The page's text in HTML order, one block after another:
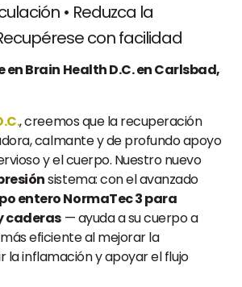
• Reduzca la
con facilidad
Brain Health D.C. en Carlsbad,
, creemos que la recuperación
calmante y de profundo apoyo
y el cuerpo. Nuestro nuevo
sistema: con el avanzado
entero NormaTec 3 para
caderas — ayuda a su cuerpo a
eficiente al mejorar la
la inflamación y apoyar el flujo